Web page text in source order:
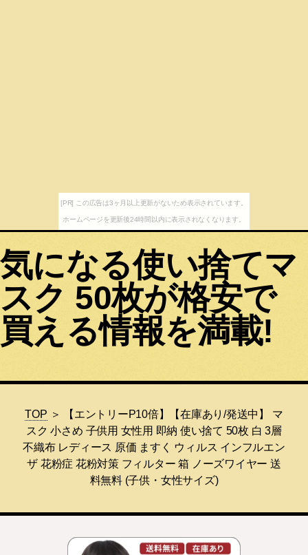
[PR] この広告は3ヶ月以上更新がないため表示されています。
ホームページを更新後24時間以内に表示されなくなります。
気になる使い捨てマ
スク 50枚が格安で
買える情報を満載!
TOP ＞ 【エントリーP10倍】【在庫あり/発送中】 マ
スク 小さめ 子供用 女性用 即納 使い捨て 50枚 白 3層
不織布 レディース 原価 ますく ウィルス インフルエン
ザ 花粉症 花粉対策 フィルター 箱 ノーズワイヤー 送
料無料 (子供・女性サイズ)